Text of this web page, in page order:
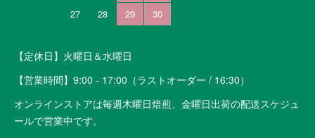
27
28 29 30
【定休日】火曜日＆水曜日
【営業時間】9:00 - 17:00（ラストオーダー / 16:30）
オンラインストアは毎週木曜日焙煎、金曜日出荷の配送スケジュ
ールで営業中です。